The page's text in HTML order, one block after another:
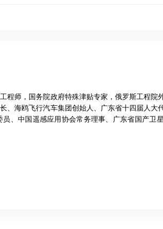
师，国务院政府特殊津贴专家，俄罗斯工程院
、海鸥飞行汽车集团创始人、广东省十四届人大
、中国遥感应用协会常务理事、广东省国产卫